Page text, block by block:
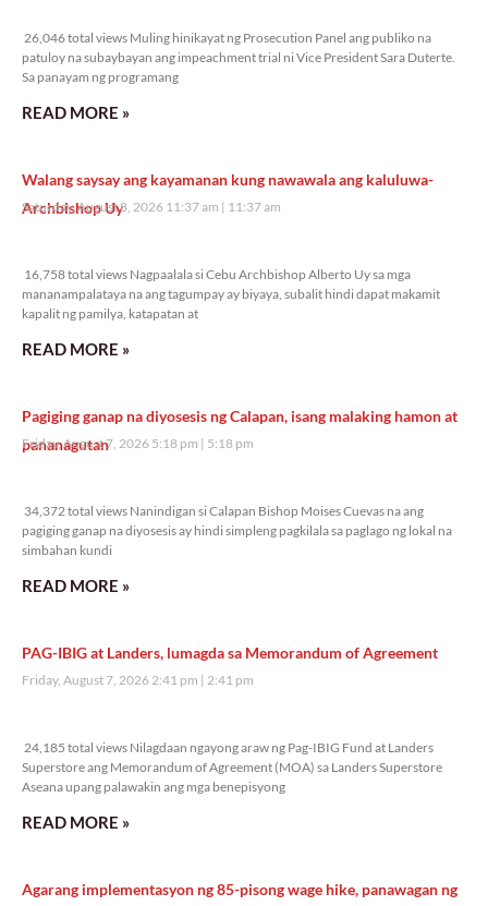
26,046 total views Muling hinikayat ng Prosecution Panel ang publiko na
patuloy na subaybayan ang impeachment trial ni Vice President Sara Duterte.
Sa panayam ng programang
READ MORE »
Walang saysay ang kayamanan kung nawawala ang kaluluwa-
Archbishop Uy
Saturday, August 8, 2026 11:37 am 11:37 am
16,758 total views Nagpaalala si Cebu Archbishop Alberto Uy sa mga
mananampalataya na ang tagumpay ay biyaya, subalit hindi dapat makamit
kapalit ng pamilya, katapatan at
READ MORE »
Pagiging ganap na diyosesis ng Calapan, isang malaking hamon at
pananagutan
Friday, August 7, 2026 5:18 pm 5:18 pm
34,372 total views Nanindigan si Calapan Bishop Moises Cuevas na ang
pagiging ganap na diyosesis ay hindi simpleng pagkilala sa paglago ng lokal na
simbahan kundi
READ MORE »
PAG-IBIG at Landers, lumagda sa Memorandum of Agreement
Friday, August 7, 2026 2:41 pm 2:41 pm
24,185 total views Nilagdaan ngayong araw ng Pag-IBIG Fund at Landers
Superstore ang Memorandum of Agreement (MOA) sa Landers Superstore
Aseana upang palawakin ang mga benepisyong
READ MORE »
Agarang implementasyon ng 85-pisong wage hike, panawagan ng